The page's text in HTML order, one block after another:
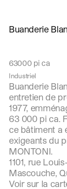
Buanderie
63000 pi ca
Industriel
Buanderie
entretien de
1977,
63 000 pi ca.
ce bâtiment a
exigeants du
MONTONI.
1101, rue
Mascouche,
Voir sur la